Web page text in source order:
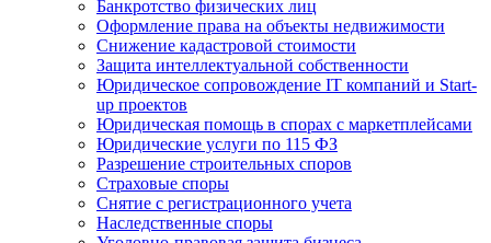
Банкротство физических лиц
Оформление права на объекты недвижимости
Снижение кадастровой стоимости
Защита интеллектуальной собственности
Юридическое сопровождение IT компаний и Start-
up проектов
Юридическая помощь в спорах с маркетплейсами
Юридические услуги по 115 ФЗ
Разрешение строительных споров
Страховые споры
Снятие с регистрационного учета
Наследственные споры